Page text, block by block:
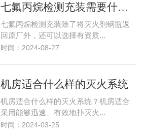
七氟丙烷检测充装需要什么资质要求？
七氟丙烷检测充装除了将灭火剂钢瓶返
回原厂外，还可以选择有资质...
时间：2024-08-27
机房适合什么样的灭火系统
机房适合什么样的灭火系统？机房适合
采用能够迅速、有效地扑灭火...
时间：2024-03-25